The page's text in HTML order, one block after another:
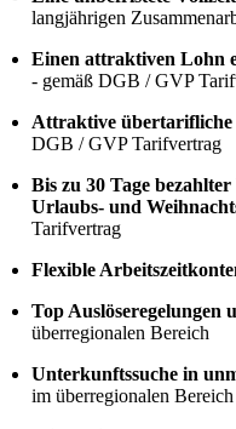
langjährigen
Einen attraktiven Lohn
- gemäß DGB / GVP
Attraktive übertarifliche
DGB / GVP Tarifvertrag
Bis zu 30 Tage
Urlaubs- und
Tarifvertrag
Flexible
Top Auslöseregelungen
überregionalen Bereich
Unterkunftssuche in
im überregionalen Bereich